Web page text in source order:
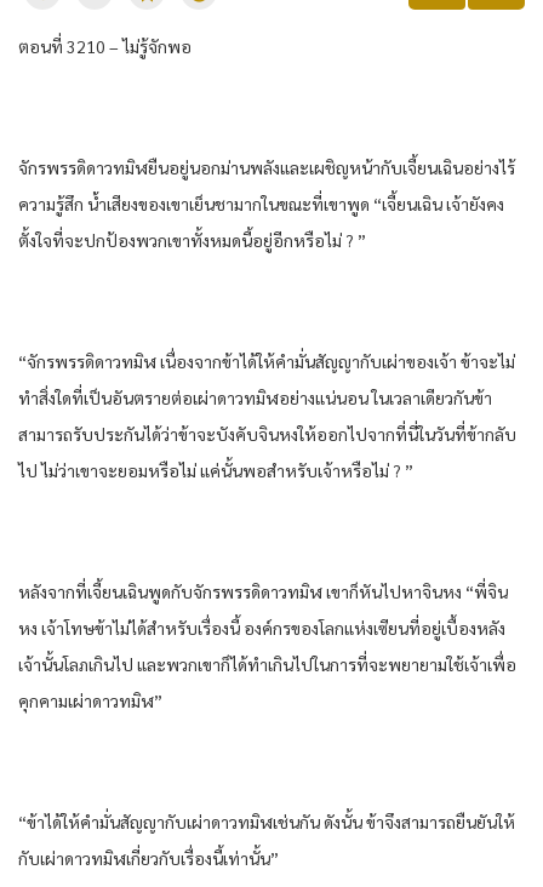
ตอนที่​ 3210 – ไม่รู้จัก​พอ​
จักรพรรดิ​ดาว​ทมิฬ​ยืน​อยู่​นอก​ม่าน​พลัง​และ​เผชิญหน้า​กับ​เจี้ยนเฉิน​อย่าง​ไร้
ความรู้สึก​ น้ำเสียง​ของ​เขา​เย็นชา​มาก​ในขณะที่​เขา​พูด​ “เจี้ยนเฉิน​ เจ้ายังคง​
ตั้งใจ​ที่จะ​ปกป้อง​พวกเขา​ทั้งหมด​นี้​อยู่​อีก​หรือไม่​ ? ”
“จักรพรรดิ​ดาว​ทมิฬ​ เนื่องจาก​ข้า​ได้​ให้​คำมั่นสัญญา​กับ​เผ่า​ของ​เจ้า ข้า​จะไม่
ทำ​สิ่งใด​ที่​เป็นอันตราย​ต่อ​เผ่า​ดาว​ทมิฬ​อย่าง​แน่นอน​ ในเวลาเดียวกัน​ข้า​
สามารถ​รับประกัน​ได้​ว่า​ข้า​จะบังคับ​จิน​หง​ให้​ออก​ไปจาก​ที่นี่​ใน​วันที่​ข้า​กลับ​
ไป ไม่ว่า​เขา​จะยอม​หรือไม่​ แค่นั้น​พอ​สำหรับ​เจ้าหรือไม่​ ? ”
หลังจากที่​เจี้ยนเฉิน​พูด​กับ​จักรพรรดิ​ดาว​ทมิฬ​ เขา​ก็​หัน​ไปหา​จิน​หง​ “พี่​จิน​
หง​ เจ้าโทษ​ข้า​ไม่ได้​สำหรับ​เรื่อง​นี้​ องค์กร​ของ​โลก​แห่ง​เซียน​ที่อยู่​เบื้องหลัง​
เจ้านั้น​โลภ​เกินไป​ และ​พวกเขา​ก็ได้​ทำเกินไป​ใน​การ​ที่จะ​พยายาม​ใช้เจ้าเพื่อ​
คุกคาม​เผ่า​ดาว​ทมิฬ​”
“ข้า​ได้​ให้​คำมั่นสัญญา​กับ​เผ่า​ดาว​ทมิฬ​เช่นกัน​ ดังนั้น​ ข้า​จึงสามารถ​ยืนยัน​ให้​
กับ​เผ่า​ดาว​ทมิฬ​เกี่ยวกับ​เรื่อง​นี้​เท่านั้น​”